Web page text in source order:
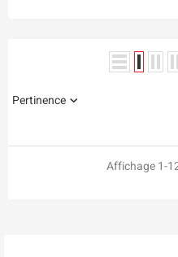
Pertinence
Affichage 1-